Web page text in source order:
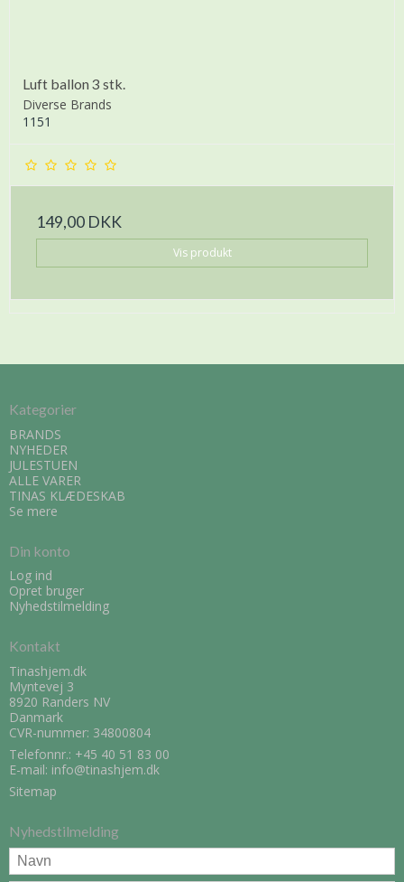
Luft ballon 3 stk.
Diverse Brands
1151
149,00 DKK
Vis produkt
Kategorier
BRANDS
NYHEDER
JULESTUEN
ALLE VARER
TINAS KLÆDESKAB
Se mere
Din konto
Log ind
Opret bruger
Nyhedstilmelding
Kontakt
Tinashjem.dk
Myntevej 3
8920 Randers NV
Danmark
CVR-nummer: 34800804
Telefonnr.: +45 40 51 83 00
E-mail: info@tinashjem.dk
Sitemap
Nyhedstilmelding